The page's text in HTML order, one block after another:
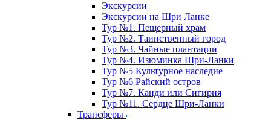
Экскурсии
Экскурсии на Шри Ланке
Тур №1. Пещерный храм
Тур №2. Таинственный город
Тур №3. Чайные плантации
Тур №4. Изюминка Шри-Ланки
Тур №5 Культурное наследие
Тур №6 Райский остров
Тур №7. Канди или Сигирия
Тур №11. Сердце Шри-Ланки
Трансферы